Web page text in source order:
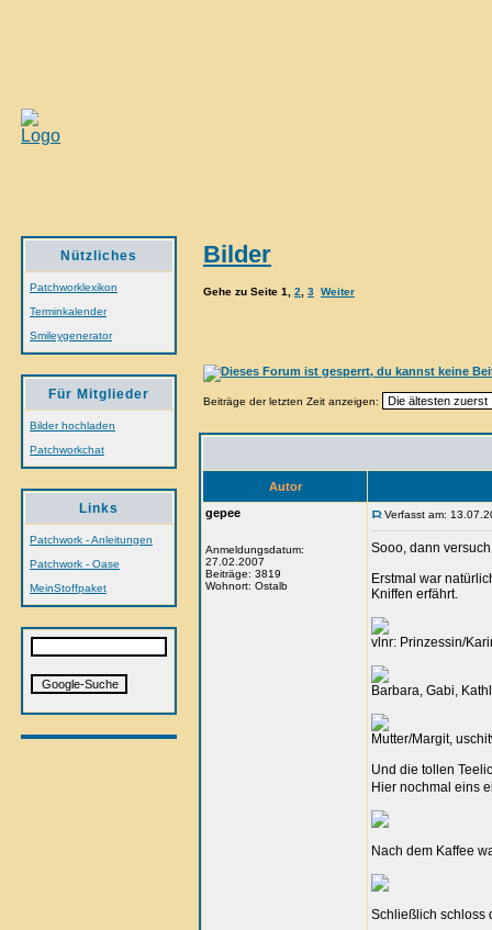
Nützliches
Patchworklexikon
Terminkalender
Smileygenerator
Für Mitglieder
Bilder hochladen
Patchworkchat
Links
Patchwork - Anleitungen
Patchwork - Oase
MeinStoffpaket
Bilder
Gehe zu Seite 1 2 3 Weiter
Beiträge der letzten Zeit anzeigen:
Autor
gepee
Anmeldungsdatum:
27.02.2007
Beiträge: 3819
Wohnort: Ostalb
Verfasst am:
Sooo, dann
Erstmal war
Kniffen erfährt.
vlnr: Prinzessin/
Barbara, Gabi,
Mutter/Margit,
Und die tollen
Hier nochmal eins
Nach dem Kaffee
Schließlich schloss